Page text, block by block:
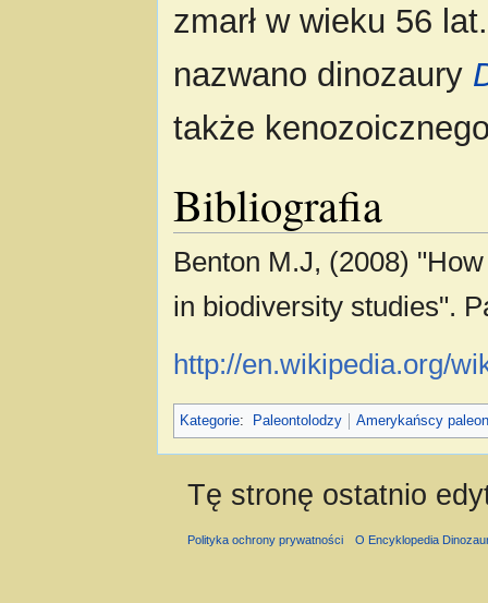
zmarł w wieku 56
nazwano dinozaury
także
Bibliografia
Benton M.J, (2008)
in biodiversity studies".
http://en.wikipedia.org/
Kategorie: Paleontolodzy Amerykańscy
Tę stronę ostatnio
Polityka ochrony prywatności O Encyklopedia